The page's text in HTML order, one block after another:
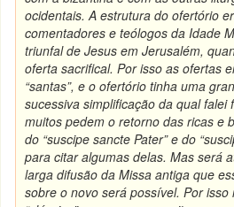
ocidentais. A estrutura do ofertório
comentadores e teólogos da Idade
triunfal de Jesus em Jerusalém,
oferta sacrifical. Por isso as ofertas
“santas”, e o ofertório tinha uma
sucessiva simplificação da qual falei
muitos pedem o retorno das ricas e
do “suscipe sancte Pater”e do
para citar algumas delas. Mas será
larga difusão da Missa antiga que
sobre o novo será possível. Por